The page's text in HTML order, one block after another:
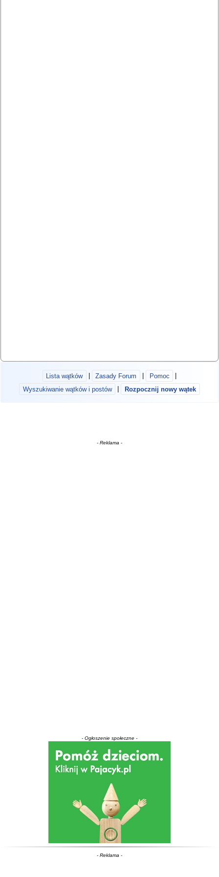
Lista wątków Zasady Forum Pomoc
Wyszukiwanie wątków i postów
Rozpocznij nowy wątek
- Reklama -
- Ogłoszenie społeczne -
- Reklama -